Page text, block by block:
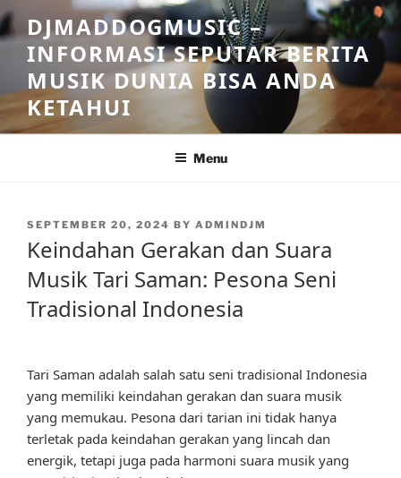
Skip
to
content
DJMADDOGMUSIC –
INFORMASI SEPUTAR BERITA
MUSIK DUNIA BISA ANDA
KETAHUI
Menu
POSTED
SEPTEMBER 20, 2024 BY ADMINDJM
Keindahan Gerakan dan Suara
Musik Tari Saman: Pesona Seni
Tradisional Indonesia
Tari Saman adalah salah satu seni tradisional Indonesia
yang memiliki keindahan gerakan dan suara musik
yang memukau. Pesona dari tarian ini tidak hanya
terletak pada keindahan gerakan yang lincah dan
energik, tetapi juga pada harmoni suara musik yang